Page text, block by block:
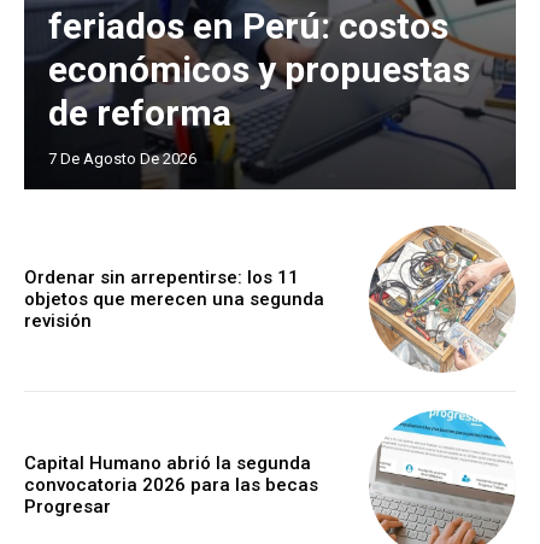
feriados en Perú: costos
económicos y propuestas
de reforma
7 De Agosto De 2026
Ordenar sin arrepentirse: los 11
objetos que merecen una segunda
revisión
Capital Humano abrió la segunda
convocatoria 2026 para las becas
Progresar